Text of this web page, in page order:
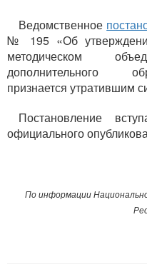
Ведомственное
№ 195 «Об
методическом
дополнительного
признается утратившим
Постановление
официального
По информации